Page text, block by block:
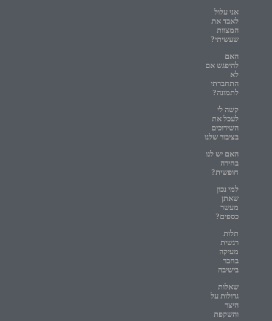
אני עלול
לאבד את
המצוות
שעשיתי?
האם
להיפגש אם
לא
התחברתי
לתמונה?
קשה לי
לעכל את
השידוכים
בציבור שלנו
האם יש לנו
בחירה
חופשית?
למי נכון
שאתן
מעשר
כספים?
תלות
רגשית
מעיקה
בחבר
בישיבה
שאלות
גדולות על
היצר
והשקפת